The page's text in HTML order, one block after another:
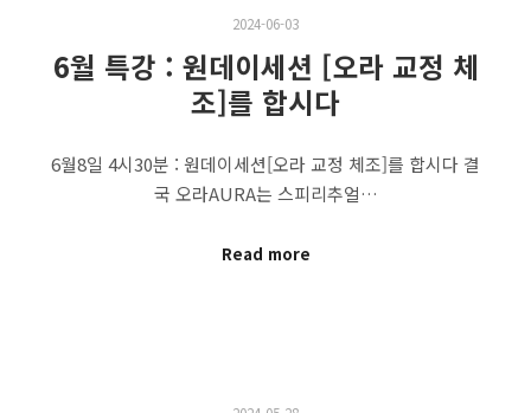
2024-06-03
6월 특강 : 원데이세션 [오라 교정 체
조]를 합시다
6월8일 4시30분 : 원데이세션[오라 교정 체조]를 합시다 결
국 오라AURA는 스피리추얼…
Read more